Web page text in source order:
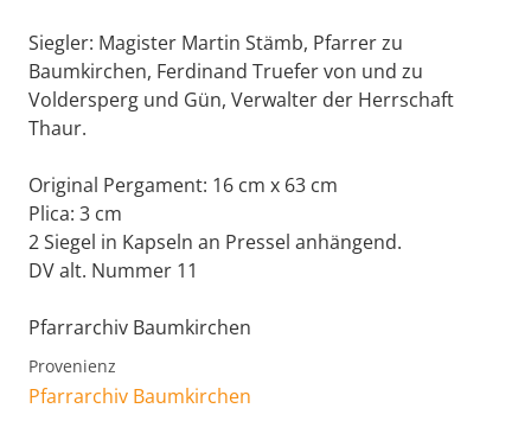
Siegler: Magister Martin Stämb, Pfarrer zu
Baumkirchen, Ferdinand Truefer von und zu
Voldersperg und Gün, Verwalter der Herrschaft
Thaur.
Original Pergament: 16 cm x 63 cm
Plica: 3 cm
2 Siegel in Kapseln an Pressel anhängend.
DV alt. Nummer 11
Pfarrarchiv Baumkirchen
Provenienz
Pfarrarchiv Baumkirchen